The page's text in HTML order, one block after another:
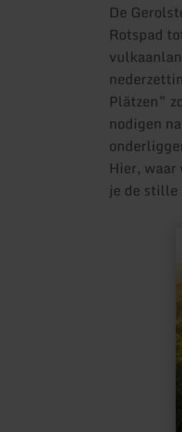
De
Rotspad
Plätzen”
nodigen
Hier,
je de stille